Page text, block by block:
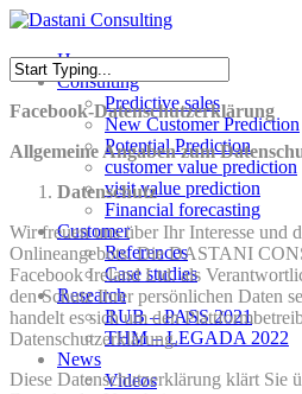
Skip
main
content
Menu Home
Consulting
Predictive sales
New Customer Prediction
Potential Prediction
customer value prediction
visit value prediction
Financial forecasting
Customer
References
Case studies
Research
RUB – PASS 2021
THM – LEGADA 2022
News
Videos
Close
Search
Facebook-Datenschutzerklärung
Allgemeine Angaben zum
Datenschutz
Wir freuen uns über Ihr Interesse und
Onlineangebots. Die DASTANI
Facebook Ireland Ltd. als
den Schutz Ihrer persönlichen Daten
handelt es sich um den
Datenschutzerklärung.
Diese Datenschutzerklärung klärt Sie